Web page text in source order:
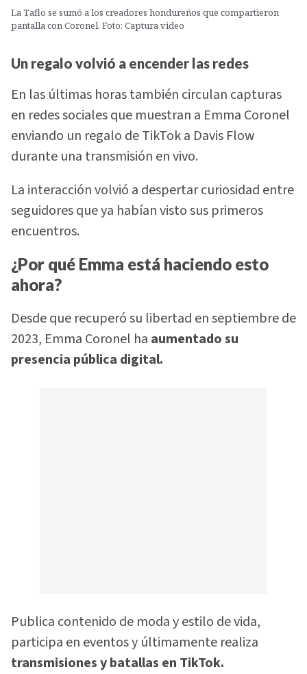
La Taflo se sumó a los creadores hondureños que compartieron
pantalla con Coronel. Foto: Captura video
Un regalo volvió a encender las redes
En las últimas horas también circulan capturas
en redes sociales que muestran a Emma Coronel
enviando un regalo de TikTok a Davis Flow
durante una transmisión en vivo.
La interacción volvió a despertar curiosidad entre
seguidores que ya habían visto sus primeros
encuentros.
¿Por qué Emma está haciendo esto
ahora?
Desde que recuperó su libertad en septiembre de
2023, Emma Coronel ha aumentado su
presencia pública digital.
Publica contenido de moda y estilo de vida,
participa en eventos y últimamente realiza
transmisiones y batallas en TikTok.